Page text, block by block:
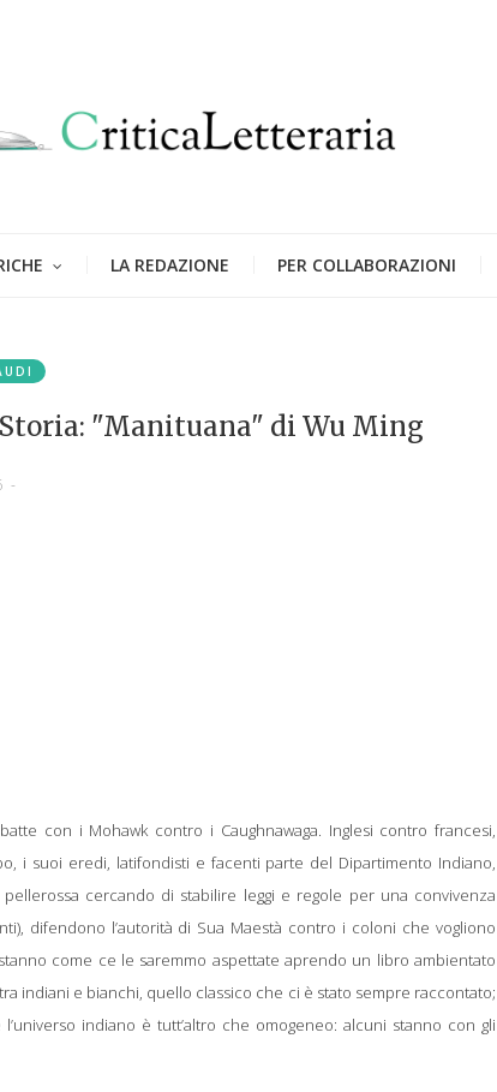
LA REDAZIONE PER COLLABORAZIONI
"Manituana" di Wu Ming
-
con i Mohawk contro i Caughnawaga. Inglesi contro francesi,
i suoi eredi, latifondisti e facenti parte del Dipartimento Indiano,
cercando di stabilire leggi e regole per una convivenza
difendono l’autorità di Sua Maestà contro i coloni che vogliono
come ce le saremmo aspettate aprendo un libro ambientato
indiani e bianchi, quello classico che ci è stato sempre raccontato;
indiano è tutt’altro che omogeneo: alcuni stanno con gli